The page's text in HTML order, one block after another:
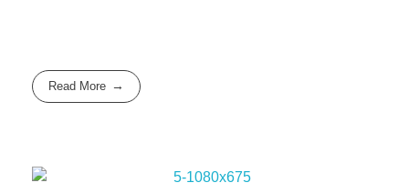
Read More